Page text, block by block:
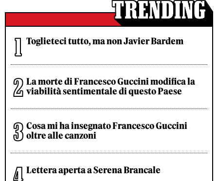
Toglieteci tutto, ma non Javier Bardem
La morte di Francesco Guccini modifica la
viabilità sentimentale di questo Paese
Cosa mi ha insegnato Francesco Guccini
oltre alle canzoni
Lettera aperta a Serena Brancale